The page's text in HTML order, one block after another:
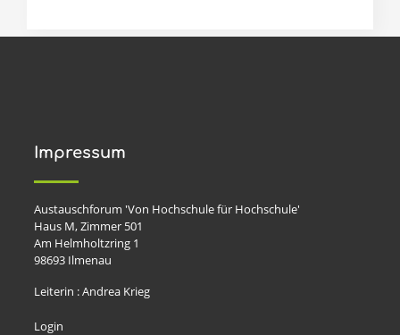
Impressum
Austauschforum 'Von Hochschule für Hochschule'
Haus M, Zimmer 501
Am Helmholtzring 1
98693 Ilmenau
Leiterin : Andrea Krieg
Login